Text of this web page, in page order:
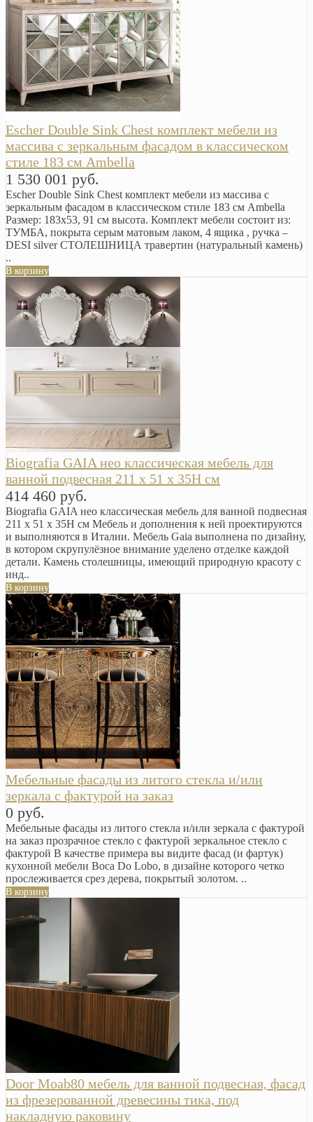
Escher Double Sink Chest комплект мебели из
массива с зеркальным фасадом в классическом
стиле 183 см Ambella
1 530 001 руб.
Escher Double Sink Chest комплект мебели из массива с
зеркальным фасадом в классическом стиле 183 см Ambella
Размер: 183х53, 91 см высота. Комплект мебели состоит из:
ТУМБА, покрыта серым матовым лаком, 4 ящика , ручка –
DESI silver СТОЛЕШНИЦА травертин (натуральный камень)
..
В корзину
Biografia GAIA нео классическая мебель для
ванной подвесная 211 x 51 x 35H см
414 460 руб.
Biografia GAIA нео классическая мебель для ванной подвесная
211 x 51 x 35H см Мебель и дополнения к ней проектируются
и выполняются в Италии. Мебель Gaia выполнена по дизайну,
в котором скрупулёзное внимание уделено отделке каждой
детали. Камень столешницы, имеющий природную красоту с
инд..
В корзину
Мебельные фасады из литого стекла и/или
зеркала с фактурой на заказ
0 руб.
Мебельные фасады из литого стекла и/или зеркала с фактурой
на заказ прозрачное стекло с фактурой зеркальное стекло с
фактурой В качестве примера вы видите фасад (и фартук)
кухонной мебели Boca Do Lobo, в дизайне которого четко
прослеживается срез дерева, покрытый золотом. ..
В корзину
Door Moab80 мебель для ванной подвесная, фасад
из фрезерованной древесины тика, под
накладную раковину